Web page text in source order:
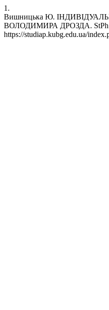
1.
Вишницька Ю.
ВОЛОДИМИРА ДРОЗДА. StPh
https://studiap.kubg.edu.ua/